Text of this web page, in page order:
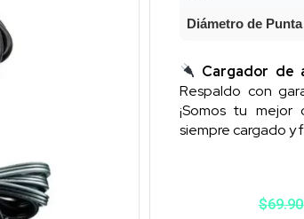
Diámetro de Punta
Cargador de
Respaldo con
¡Somos tu
siempre cargado y
$